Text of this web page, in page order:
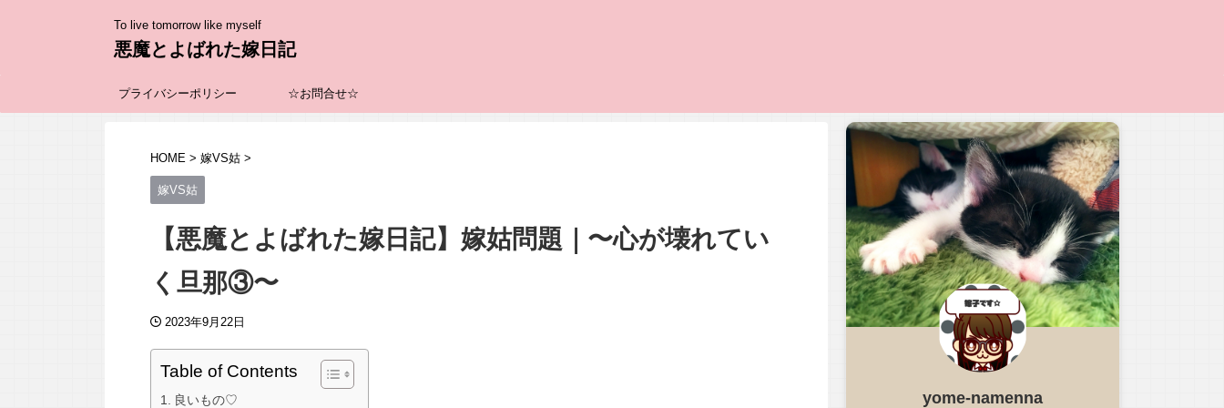
To live tomorrow like myself
悪魔とよばれた嫁日記
プライバシーポリシー ☆お問合せ☆
HOME > 嫁VS姑 >
嫁VS姑
【悪魔とよばれた嫁日記】嫁姑問題｜〜心が壊れてい
く旦那③〜
2023年9月22日
Table of Contents
良いもの♡
yome-namenna